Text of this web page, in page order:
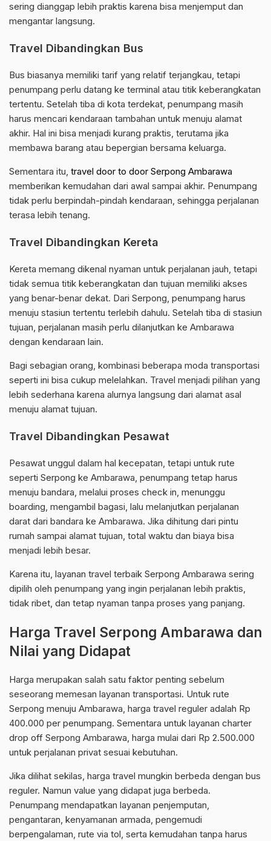
sering dianggap lebih praktis karena bisa menjemput dan
mengantar langsung.
Travel Dibandingkan Bus
Bus biasanya memiliki tarif yang relatif terjangkau, tetapi
penumpang perlu datang ke terminal atau titik keberangkatan
tertentu. Setelah tiba di kota terdekat, penumpang masih
harus mencari kendaraan tambahan untuk menuju alamat
akhir. Hal ini bisa menjadi kurang praktis, terutama jika
membawa barang atau bepergian bersama keluarga.
Sementara itu, travel door to door Serpong Ambarawa
memberikan kemudahan dari awal sampai akhir. Penumpang
tidak perlu berpindah-pindah kendaraan, sehingga perjalanan
terasa lebih tenang.
Travel Dibandingkan Kereta
Kereta memang dikenal nyaman untuk perjalanan jauh, tetapi
tidak semua titik keberangkatan dan tujuan memiliki akses
yang benar-benar dekat. Dari Serpong, penumpang harus
menuju stasiun tertentu terlebih dahulu. Setelah tiba di stasiun
tujuan, perjalanan masih perlu dilanjutkan ke Ambarawa
dengan kendaraan lain.
Bagi sebagian orang, kombinasi beberapa moda transportasi
seperti ini bisa cukup melelahkan. Travel menjadi pilihan yang
lebih sederhana karena alurnya langsung dari alamat asal
menuju alamat tujuan.
Travel Dibandingkan Pesawat
Pesawat unggul dalam hal kecepatan, tetapi untuk rute
seperti Serpong ke Ambarawa, penumpang tetap harus
menuju bandara, melalui proses check in, menunggu
boarding, mengambil bagasi, lalu melanjutkan perjalanan
darat dari bandara ke Ambarawa. Jika dihitung dari pintu
rumah sampai alamat tujuan, total waktu dan biaya bisa
menjadi lebih besar.
Karena itu, layanan travel terbaik Serpong Ambarawa sering
dipilih oleh penumpang yang ingin perjalanan lebih praktis,
tidak ribet, dan tetap nyaman tanpa proses yang panjang.
Harga Travel Serpong Ambarawa dan
Nilai yang Didapat
Harga merupakan salah satu faktor penting sebelum
seseorang memesan layanan transportasi. Untuk rute
Serpong menuju Ambarawa, harga travel reguler adalah Rp
400.000 per penumpang. Sementara untuk layanan charter
drop off Serpong Ambarawa, harga mulai dari Rp 2.500.000
untuk perjalanan privat sesuai kebutuhan.
Jika dilihat sekilas, harga travel mungkin berbeda dengan bus
reguler. Namun value yang didapat juga berbeda.
Penumpang mendapatkan layanan penjemputan,
pengantaran, kenyamanan armada, pengemudi
berpengalaman, rute via tol, serta kemudahan tanpa harus